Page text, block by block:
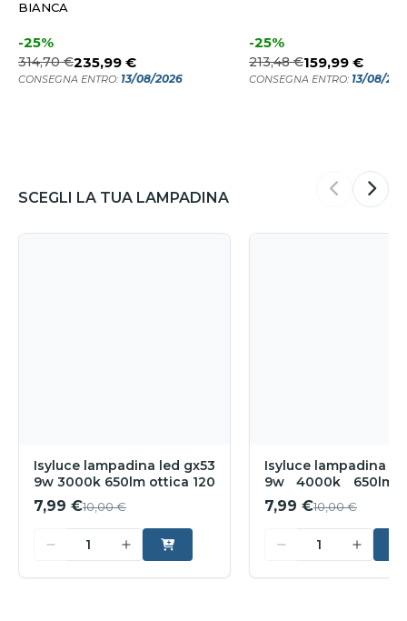
BIANCA
-25%
314,70 €235,99 €
CONSEGNA ENTRO: 13/08/2026
-25%
213,48 €159,99 €
CONSEGNA ENTRO: 13/08/
SCEGLI LA TUA LAMPADINA
Isyluce lampadina led gx53
9w 3000k 650lm ottica 120
7,99 €10,00 €
Isyluce lampadina
9w 4000k 650lm
120
7,99 €10,00 €